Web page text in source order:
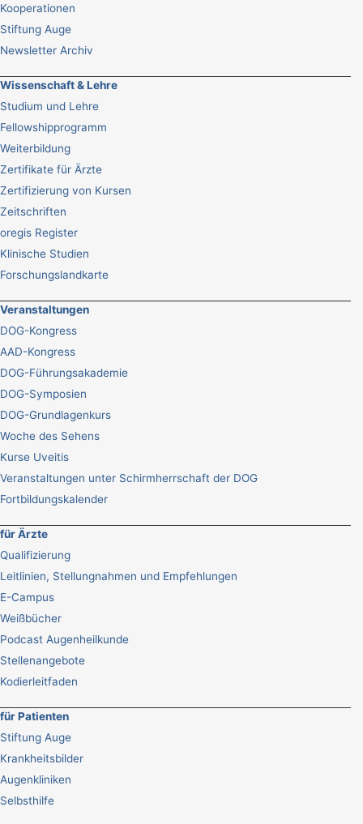
Kooperationen
Stiftung Auge
Newsletter Archiv
Wissenschaft & Lehre
Studium und Lehre
Fellowshipprogramm
Weiterbildung
Zertifikate für Ärzte
Zertifizierung von Kursen
Zeitschriften
oregis Register
Klinische Studien
Forschungslandkarte
Veranstaltungen
DOG-Kongress
AAD-Kongress
DOG-Führungsakademie
DOG-Symposien
DOG-Grundlagenkurs
Woche des Sehens
Kurse Uveitis
Veranstaltungen unter Schirmherrschaft der DOG
Fortbildungskalender
für Ärzte
Qualifizierung
Leitlinien, Stellungnahmen und Empfehlungen
E-Campus
Weißbücher
Podcast Augenheilkunde
Stellenangebote
Kodierleitfaden
für Patienten
Stiftung Auge
Krankheitsbilder
Augenkliniken
Selbsthilfe